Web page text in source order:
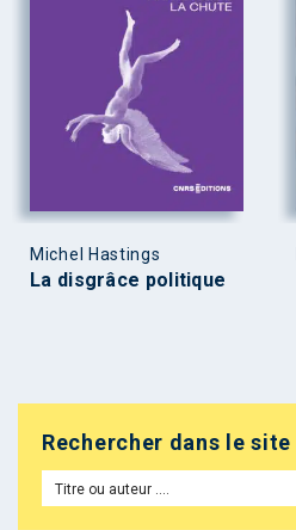
Michel Hastings
La disgrâce politique
Rechercher dans le site